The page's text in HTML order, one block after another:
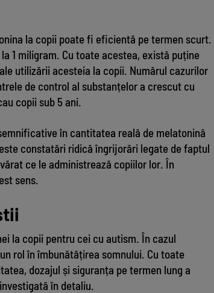
la copii poate fi eficientă pe termen scurt.
1 miligram. Cu toate acestea, există puține
utilizării acesteia la copii. Numărul cazurilor
de control al substanțelor a crescut cu
copii sub 5 ani.
în cantitatea reală de melatonină
constatări ridică îngrijorări legate de faptul
ce le administrează copiilor lor. În
sens.
la copii pentru cei cu autism. În cazul
rol în îmbunătățirea somnului. Cu toate
dozajul și siguranța pe termen lung a
în detaliu.